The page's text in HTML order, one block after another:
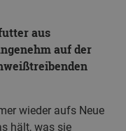
aus
auf der
wieder aufs Neue
hält, was sie